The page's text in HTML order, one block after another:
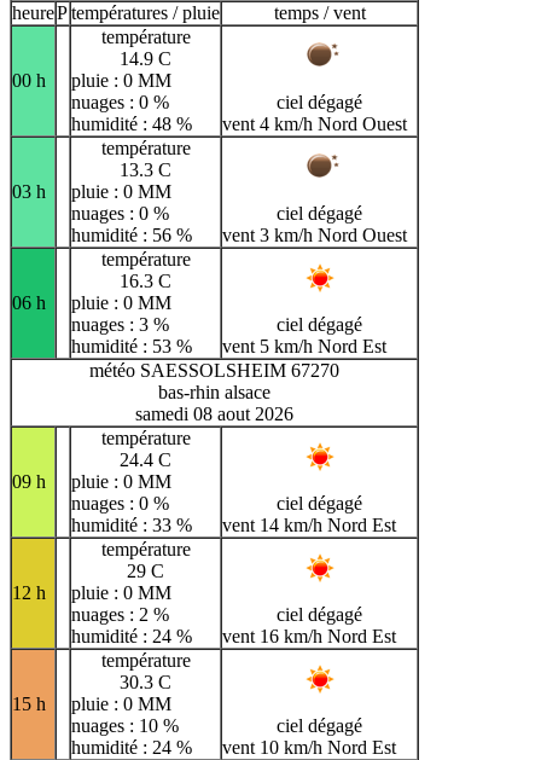
heurePtempératures / pluie temps / vent
00 h
température
14.9 C
pluie : 0 MM
nuages : 0 %
humidité : 48 %
ciel dégagé
vent 4 km/h Nord Ouest
03 h
température
13.3 C
pluie : 0 MM
nuages : 0 %
humidité : 56 %
ciel dégagé
vent 3 km/h Nord Ouest
06 h
température
16.3 C
pluie : 0 MM
nuages : 3 %
humidité : 53 %
ciel dégagé
vent 5 km/h Nord Est
météo SAESSOLSHEIM 67270
bas-rhin alsace
samedi 08 aout 2026
09 h
température
24.4 C
pluie : 0 MM
nuages : 0 %
humidité : 33 %
ciel dégagé
vent 14 km/h Nord Est
12 h
température
29 C
pluie : 0 MM
nuages : 2 %
humidité : 24 %
ciel dégagé
vent 16 km/h Nord Est
15 h
température
30.3 C
pluie : 0 MM
nuages : 10 %
humidité : 24 %
ciel dégagé
vent 10 km/h Nord Est